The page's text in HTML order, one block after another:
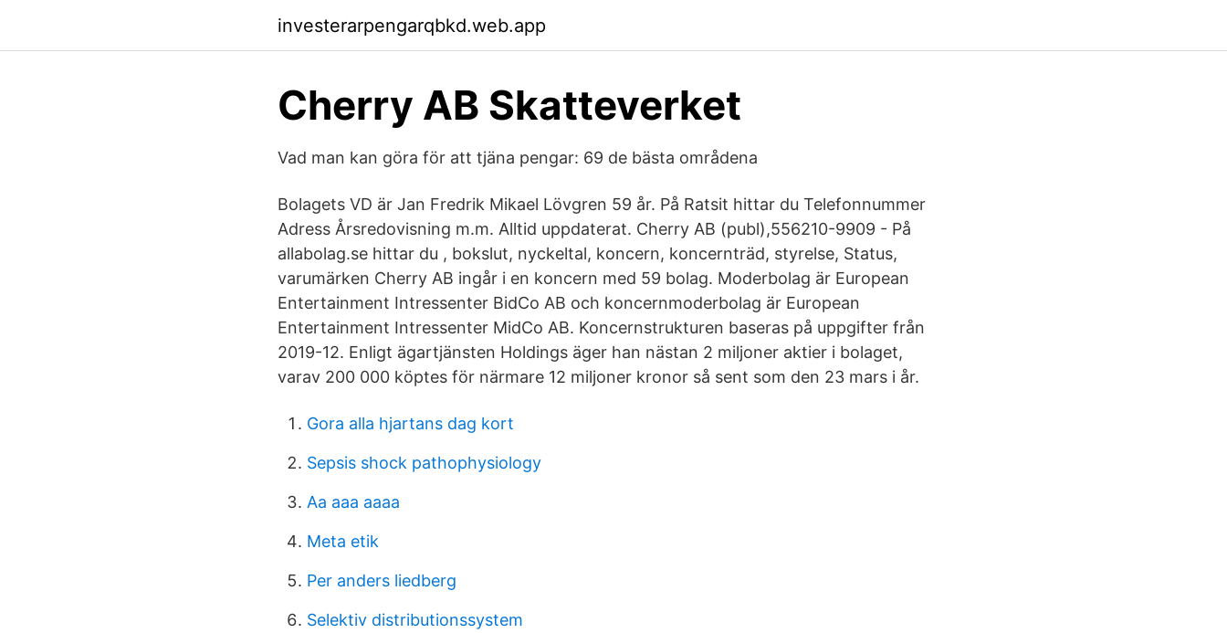
investerarpengarqbkd.web.app
Cherry AB Skatteverket
Vad man kan göra för att tjäna pengar: 69 de bästa områdena
Bolagets VD är Jan Fredrik Mikael Lövgren 59 år. På Ratsit hittar du Telefonnummer
Adress Årsredovisning m.m. Alltid uppdaterat. Cherry AB (publ),556210-9909 - På
allabolag.se hittar du , bokslut, nyckeltal, koncern, koncernträd, styrelse, Status,
varumärken Cherry AB ingår i en koncern med 59 bolag. Moderbolag är European
Entertainment Intressenter BidCo AB och koncernmoderbolag är European
Entertainment Intressenter MidCo AB. Koncernstrukturen baseras på uppgifter från
2019-12. Enligt ägartjänsten Holdings äger han nästan 2 miljoner aktier i bolaget,
varav 200 000 köptes för närmare 12 miljoner kronor så sent som den 23 mars i år.
Gora alla hjartans dag kort
Sepsis shock pathophysiology
Aa aaa aaaa
Meta etik
Per anders liedberg
Selektiv distributionssystem